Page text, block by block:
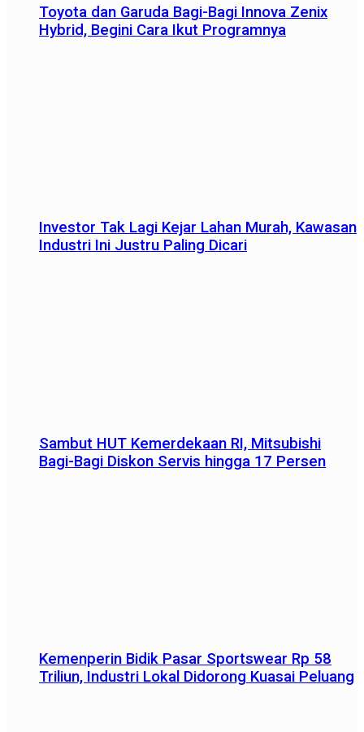
Toyota dan Garuda Bagi-Bagi Innova Zenix
Hybrid, Begini Cara Ikut Programnya
Investor Tak Lagi Kejar Lahan Murah, Kawasan
Industri Ini Justru Paling Dicari
Sambut HUT Kemerdekaan RI, Mitsubishi
Bagi-Bagi Diskon Servis hingga 17 Persen
Kemenperin Bidik Pasar Sportswear Rp 58
Triliun, Industri Lokal Didorong Kuasai Peluang